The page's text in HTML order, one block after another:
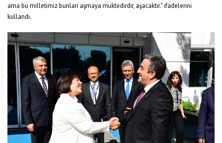
ama bu milletimiz bunları aşmaya muktedirdir, aşacaktır.” ifadelerini
kullandı.